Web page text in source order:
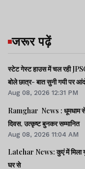
जरूर पढ़ें
स्टेट गेस्ट हाउस में चल रही
बोले छात्र- बात सुनी गयी पर
Aug 08, 2026 12:31 PM
Ramghar News : धूमधाम से
दिवस, उत्कृष्ट बुनकर सम्मानित
Aug 08, 2026 11:04 AM
Latehar News: कुएं में मिला
घर से